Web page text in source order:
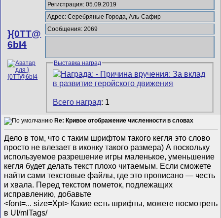
}{0TT@
6bI4
Регистрация: 05.09.2019
Адрес: Серебряные Города, Аль-Сафир
Сообщения: 2069
Выставка наград
Всего наград: 1
Re: Кривое отображение численности в словах
Дело в том, что с таким шрифтом такого кегля это слово
просто не влезает в иконку такого размера) А поскольку
используемое разрешение игры маленькое, уменьшение
кегля будет делать текст плохо читаемым. Если сможете
найти сами текстовые файлы, где это прописано — честь
и хвала. Перед текстом пометок, подлежащих
исправлению, добавьте
<font=... size=Xpt> Какие есть шрифты, можете посмотреть
в UI/mlTags/